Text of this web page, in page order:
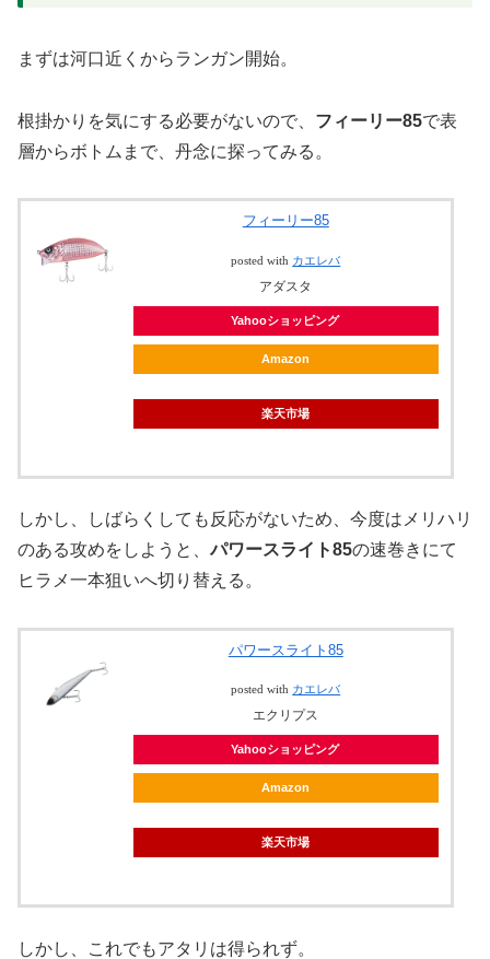
まずは河口近くからランガン開始。
根掛かりを気にする必要がないので、 フィーリー85で表
層からボトムまで、丹念に探ってみる。
フィーリー85
posted with カエレバ
アダスタ
Yahooショッピング
Amazon
楽天市場
しかし、しばらくしても反応がないため、今度はメリハリ
のある攻めをしようと、パワースライト85の速巻きにて
ヒラメ一本狙いへ切り替える。
パワースライト85
posted with カエレバ
エクリプス
Yahooショッピング
Amazon
楽天市場
しかし、これでもアタリは得られず。